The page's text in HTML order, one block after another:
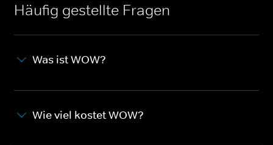
Häufig gestellte Fragen
Was ist WOW?
Wie viel kostet WOW?